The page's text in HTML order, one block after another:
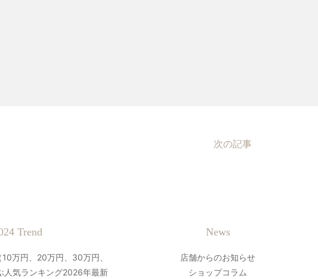
次の記事
Trend
万円、20万円、30万円、
人気ランキング2026年最新
News
店舗からのお知らせ
ショップコラム